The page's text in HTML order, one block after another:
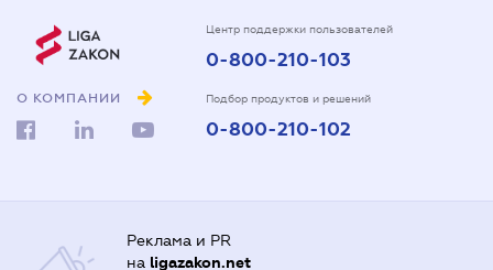
О КОМПАНИИ
Центр поддержки пользователей
0-800-210-103
Подбор продуктов и решений
0-800-210-102
Реклама и PR
на ligazakon.net